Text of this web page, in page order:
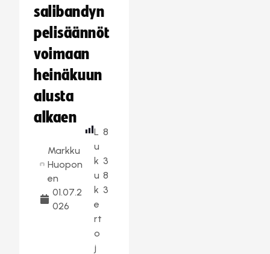
salibandyn
pelisäännöt
voimaan
heinäkuun
alusta
alkaen
Markku
Huopon
en
01.07.2
026
L
u
k
u
k
e
rt
o
j
8
3
8
3